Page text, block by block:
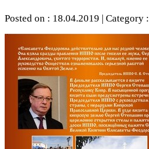
Posted on : 18.04.2019 | Category :